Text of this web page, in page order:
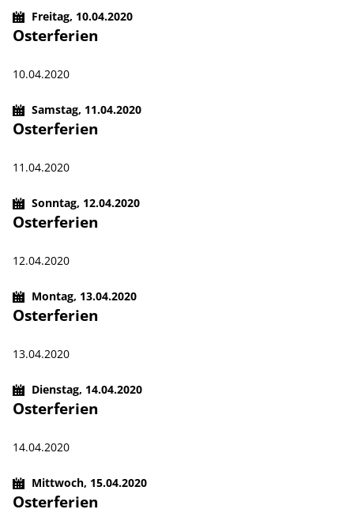
Freitag, 10.04.2020
Osterferien
10.04.2020
Samstag, 11.04.2020
Osterferien
11.04.2020
Sonntag, 12.04.2020
Osterferien
12.04.2020
Montag, 13.04.2020
Osterferien
13.04.2020
Dienstag, 14.04.2020
Osterferien
14.04.2020
Mittwoch, 15.04.2020
Osterferien